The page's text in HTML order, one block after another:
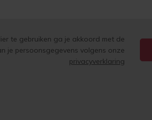
te gebruiken ga je akkoord met de
je persoonsgegevens volgens onze
privacyverklaring